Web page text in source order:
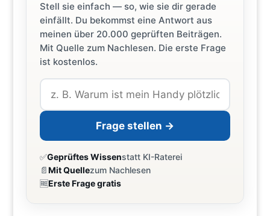
Stell sie einfach — so, wie sie dir gerade
einfällt. Du bekommst eine Antwort aus
meinen über 20.000 geprüften Beiträgen.
Mit Quelle zum Nachlesen. Die erste Frage
ist kostenlos.
Frage stellen →
✅Geprüftes Wissenstatt KI-Raterei
📄Mit Quellezum Nachlesen
🆓Erste Frage gratis